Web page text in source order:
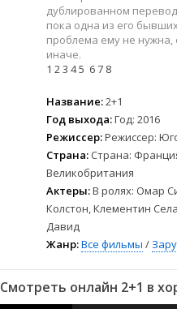
2022
2021
СССР
Зарубежные
дублированном
пока одна из его
проблема ему не нужна,
иначе.
1 23 45 67 8
Название:2+1
Год выхода:Год: 2016
Режиссер:Режиссер:
Страна: Страна:
Великобритания
Актеры:В ролях: Омар
Колстон, Клементин
Давид
Жанр:Все фильмы /
Смотреть онлайн 2+1 в